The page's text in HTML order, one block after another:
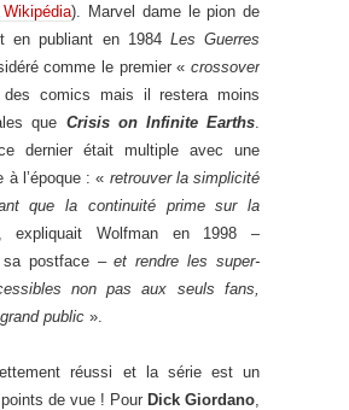
). Marvel dame le pion de
en publiant en 1984 Les Guerres
comme le premier « crossover
des comics mais il restera moins
que Crisis on Infinite Earths
ce dernier était multiple avec une
à l’époque : « retrouver la simplicité
que la continuité prime sur la
Wolfman en 1998 –
sa postface –et rendre les super-
non pas aux seuls fans,
public ».
réussi et la série est un
de vue ! Pour Dick Giordano